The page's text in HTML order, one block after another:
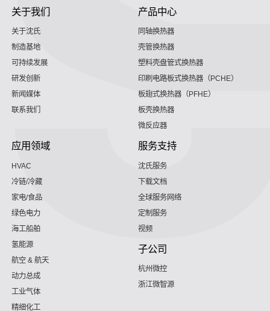
关于我们
关于沈氏
制造基地
可持续发展
研发创新
新闻媒体
联系我们
产品中心
同轴换热器
壳管换热器
塑料壳盘管式换热器
印刷电路板式换热器（PCHE）
板翅式换热器（PFHE）
板壳换热器
微反应器
应用领域
HVAC
冷链/冷藏
家电/食品
绿色电力
海工船舶
氢能源
航空 & 航天
动力总成
工业气体
精细化工
服务支持
沈氏服务
下载文档
全球服务网络
定制服务
视频
子公司
杭州微控
浙江微智源